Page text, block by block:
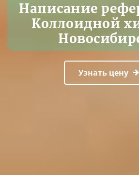
Написание
Коллоидной
Узнать цену